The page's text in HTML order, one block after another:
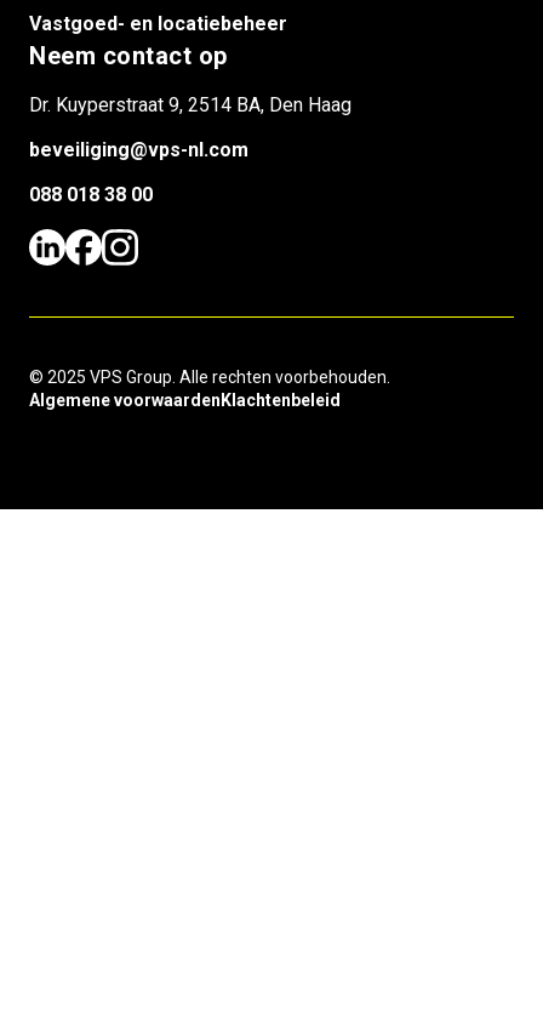
Vastgoed- en locatiebeheer
Neem contact op
Dr. Kuyperstraat 9, 2514 BA, Den Haag
beveiliging@vps-nl.com
088 018 38 00
© 2025 VPS Group. Alle rechten voorbehouden.
Algemene voorwaarden Klachtenbeleid